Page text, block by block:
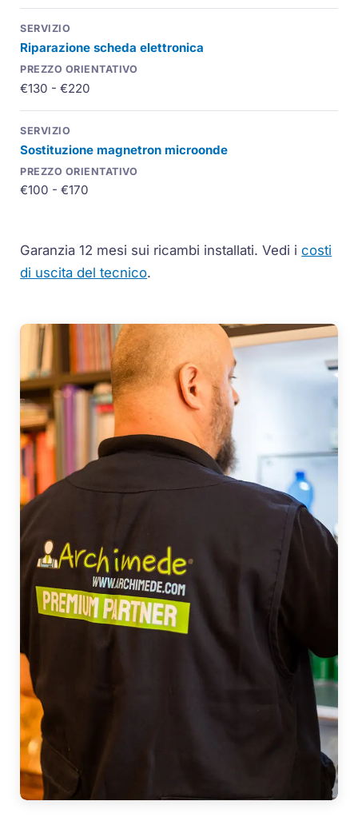
Riparazione scheda elettronica
€130 - €220
Sostituzione magnetron microonde
€100 - €170
Garanzia 12 mesi sui ricambi installati. Vedi icosti
di uscita del tecnico.